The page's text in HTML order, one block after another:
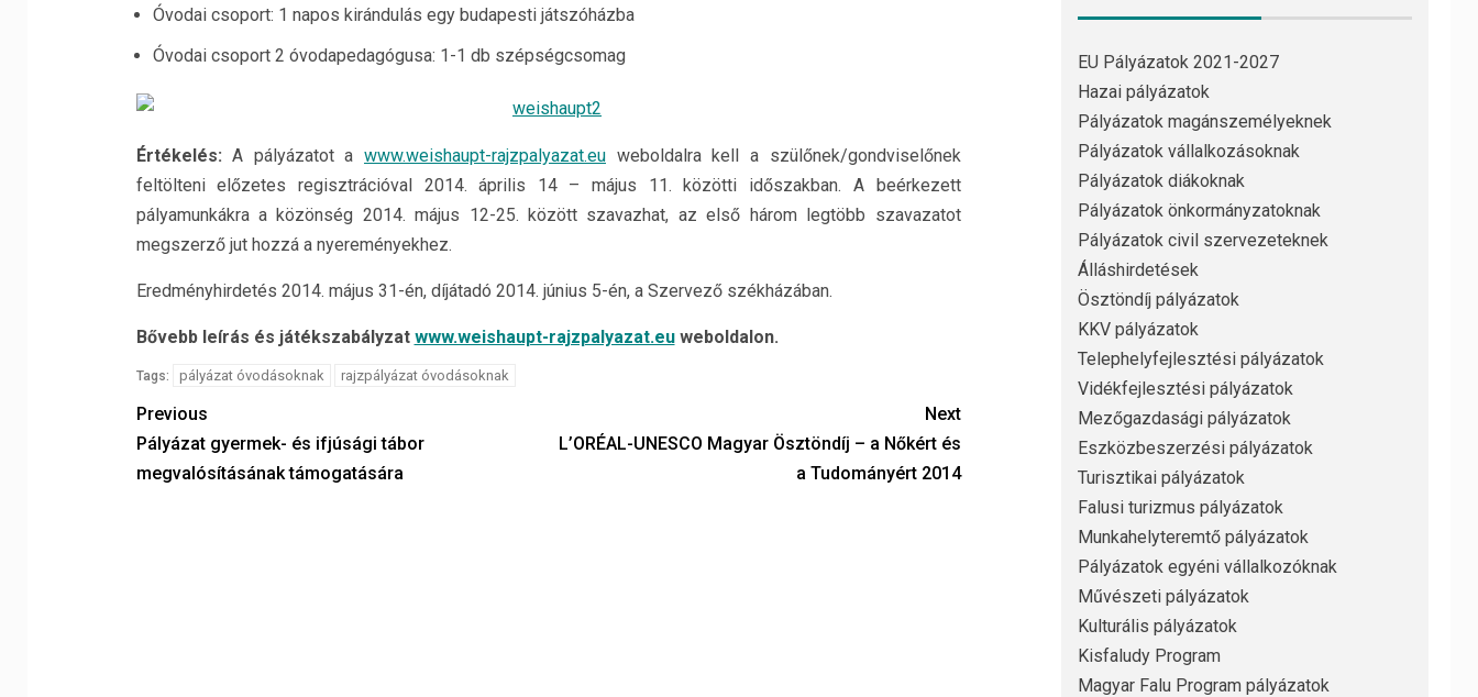
Óvodai csoport: 1 napos kirándulás egy budapesti játszóházba
Óvodai csoport 2 óvodapedagógusa: 1-1 db szépségcsomag
Értékelés: A pályázatot a www.weishaupt-rajzpalyazat.eu weboldalra kell a szülőnek/gondviselőnek
feltölteni előzetes regisztrációval 2014. április 14 – május 11. közötti időszakban. A beérkezett
pályamunkákra a közönség 2014. május 12-25. között szavazhat, az első három legtöbb szavazatot
megszerző jut hozzá a nyereményekhez.
Eredményhirdetés 2014. május 31-én, díjátadó 2014. június 5-én, a Szervező székházában.
Bővebb leírás és játékszabályzat www.weishaupt-rajzpalyazat.eu weboldalon.
Tags: pályázat óvodásoknak rajzpályázat óvodásoknak
Previous
Pályázat gyermek- és ifjúsági tábor
megvalósításának támogatására
Next
L’ORÉAL-UNESCO Magyar Ösztöndíj – a Nőkért és
a Tudományért 2014
EU Pályázatok 2021-2027
Hazai pályázatok
Pályázatok magánszemélyeknek
Pályázatok vállalkozásoknak
Pályázatok diákoknak
Pályázatok önkormányzatoknak
Pályázatok civil szervezeteknek
Álláshirdetések
Ösztöndíj pályázatok
KKV pályázatok
Telephelyfejlesztési pályázatok
Vidékfejlesztési pályázatok
Mezőgazdasági pályázatok
Eszközbeszerzési pályázatok
Turisztikai pályázatok
Falusi turizmus pályázatok
Munkahelyteremtő pályázatok
Pályázatok egyéni vállalkozóknak
Művészeti pályázatok
Kulturális pályázatok
Kisfaludy Program
Magyar Falu Program pályázatok